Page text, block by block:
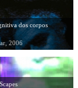
dos corpos
2006